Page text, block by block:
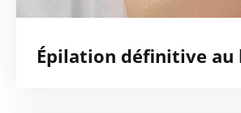
Épilation définitive au